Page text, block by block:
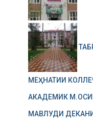
МЕҲНАТИИ
АКАДЕМИК
МАВЛУДИ